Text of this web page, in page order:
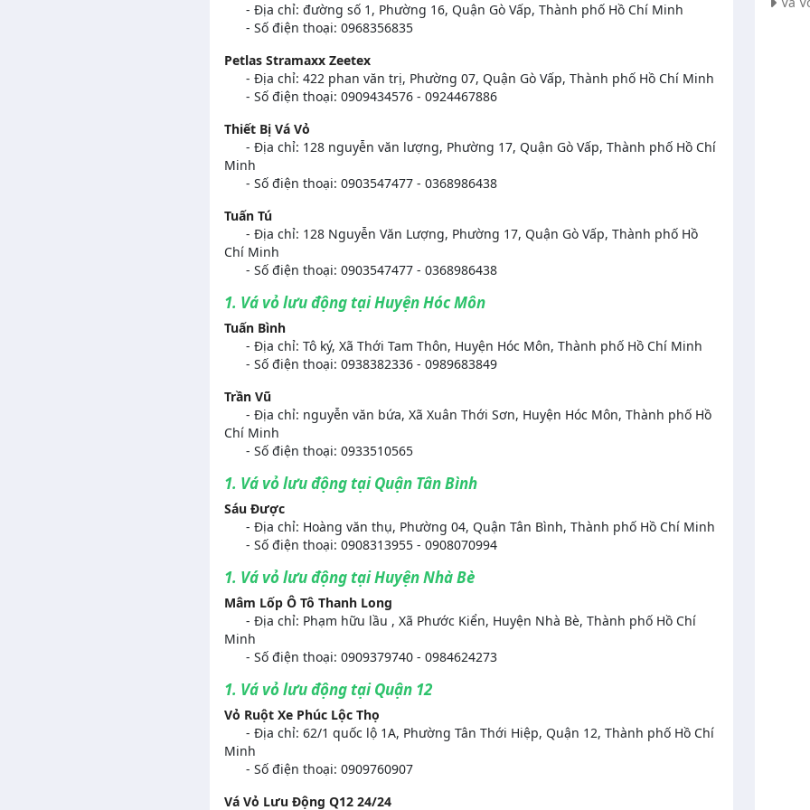
- Địa chỉ: đường số 1, Phường 16, Quận Gò Vấp, Thành phố Hồ Chí Minh
- Số điện thoại: 0968356835
Petlas Stramaxx Zeetex
- Địa chỉ: 422 phan văn trị, Phường 07, Quận Gò Vấp, Thành phố Hồ Chí Minh
- Số điện thoại: 0909434576 - 0924467886
Thiết Bị Vá Vỏ
- Địa chỉ: 128 nguyễn văn lượng, Phường 17, Quận Gò Vấp, Thành phố Hồ Chí
Minh
- Số điện thoại: 0903547477 - 0368986438
Tuấn Tú
- Địa chỉ: 128 Nguyễn Văn Lượng, Phường 17, Quận Gò Vấp, Thành phố Hồ
Chí Minh
- Số điện thoại: 0903547477 - 0368986438
1. Vá vỏ lưu động tại Huyện Hóc Môn
Tuấn Bình
- Địa chỉ: Tô ký, Xã Thới Tam Thôn, Huyện Hóc Môn, Thành phố Hồ Chí Minh
- Số điện thoại: 0938382336 - 0989683849
Trần Vũ
- Địa chỉ: nguyễn văn bứa, Xã Xuân Thới Sơn, Huyện Hóc Môn, Thành phố Hồ
Chí Minh
- Số điện thoại: 0933510565
1. Vá vỏ lưu động tại Quận Tân Bình
Sáu Được
- Địa chỉ: Hoàng văn thụ, Phường 04, Quận Tân Bình, Thành phố Hồ Chí Minh
- Số điện thoại: 0908313955 - 0908070994
1. Vá vỏ lưu động tại Huyện Nhà Bè
Mâm Lốp Ô Tô Thanh Long
- Địa chỉ: Phạm hữu lầu , Xã Phước Kiển, Huyện Nhà Bè, Thành phố Hồ Chí
Minh
- Số điện thoại: 0909379740 - 0984624273
1. Vá vỏ lưu động tại Quận 12
Vỏ Ruột Xe Phúc Lộc Thọ
- Địa chỉ: 62/1 quốc lộ 1A, Phường Tân Thới Hiệp, Quận 12, Thành phố Hồ Chí
Minh
- Số điện thoại: 0909760907
Vá Vỏ Lưu Động Q12 24/24